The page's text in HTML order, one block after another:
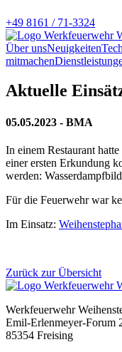
+49 8161 / 71-3324
Über unsNeuigkeiten
mitmachen
Aktuelle
05.05.2023 - BMA
In einem Restaurant
einer ersten Erkundung
werden:
Für die Feuerwehr war
Im Einsatz:
Zurück zur Übersicht
Werkfeuerwehr
Emil-Erlenmeyer-Forum
85354 Freising